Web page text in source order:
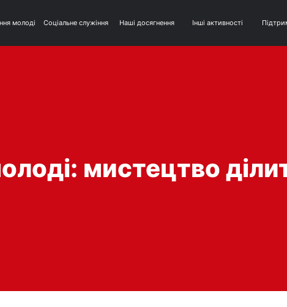
молоді Соціальне служіння Наші досягнення Інші активності
мистецтво